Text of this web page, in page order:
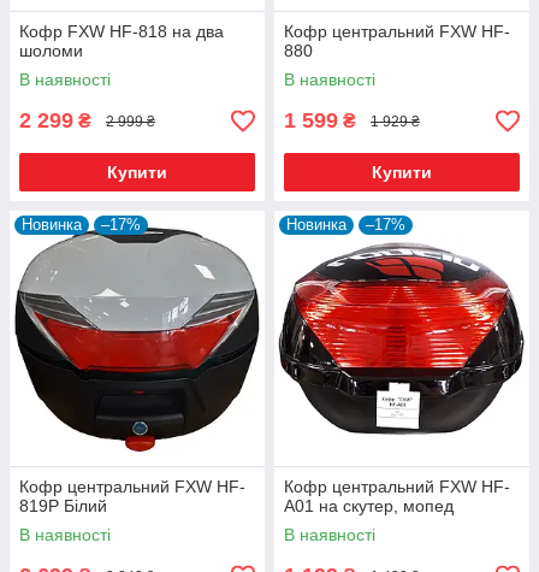
Кофр FXW HF-818 на два
шоломи
В наявності
2 299 ₴ 2 999 ₴
Купити
Кофр центральний FXW HF-
880
В наявності
1 599 ₴ 1 929 ₴
Купити
Новинка –17%
Кофр центральний FXW HF-
819P Білий
В наявності
Новинка –17%
Кофр центральний FXW HF-
A01 на скутер, мопед
В наявності